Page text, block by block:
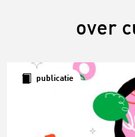
over
publicatie